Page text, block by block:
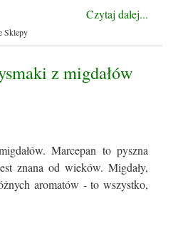
Czytaj dalej...
Sklepy
z migdałów
Marcepan to pyszna
znana od wieków. Migdały,
aromatów - to wszystko,